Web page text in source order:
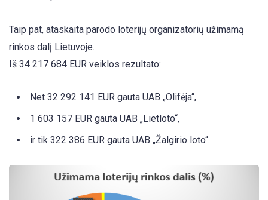
Taip pat, ataskaita parodo loterijų organizatorių užimamą
rinkos dalį Lietuvoje.
Iš 34 217 684 EUR veiklos rezultato:
Net 32 292 141 EUR gauta UAB „Olifėja“,
1 603 157 EUR gauta UAB „Lietloto“,
ir tik 322 386 EUR gauta UAB „Žalgirio loto“.